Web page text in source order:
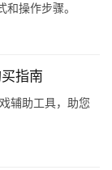
操作步骤。
指南
辅助工具，助您